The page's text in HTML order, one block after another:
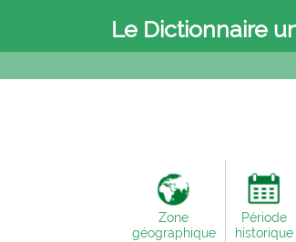
Le Dictionnaire
Zone
géographique
Période
historique